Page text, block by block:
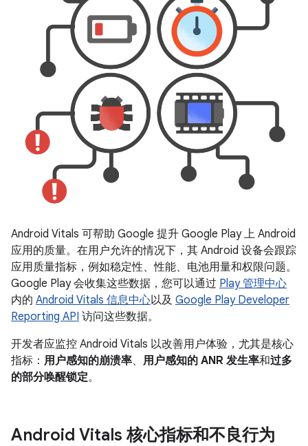
Android Vitals 可帮助 Google 提升 Google Play 上 Android
应用的质量。在用户允许的情况下，其 Android 设备会跟踪
应用质量指标，例如稳定性、性能、电池用量和权限问题。
Google Play 会收集这些数据，您可以通过 Play 管理中心
内的 Android Vitals 信息中心以及 Google Play Developer
Reporting API 访问这些数据。
开发者应监控 Android Vitals 以改善用户体验，尤其是核心
指标： 用户感知的崩溃率、 用户感知的 ANR 发生率和过多
的部分唤醒锁定。
Android Vitals 核心指标和不良行为